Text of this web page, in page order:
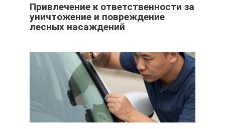
Привлечение к ответственности за
уничтожение и повреждение
лесных насаждений